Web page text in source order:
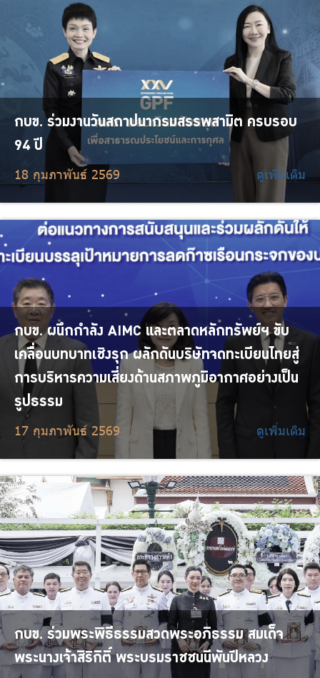
กบข. ร่วมงานวันสถาปนากรมสรรพสามิต ครบรอบ
94 ปี
18 กุมภาพันธ์ 2569 ดูเพิ่มเติม
กบข. ผนึกกำลัง AIMC และตลาดหลักทรัพย์ฯ ขับ
เคลื่อนบทบาทเชิงรุก ผลักดันบริษัทจดทะเบียนไทยสู่
การบริหารความเสี่ยงด้านสภาพภูมิอากาศอย่างเป็น
รูปธรรม
17 กุมภาพันธ์ 2569 ดูเพิ่มเติม
กบข. ร่วมพระพิธีธรรมสวดพระอภิธรรม สมเด็จ
พระนางเจ้าสิริกิติ์ พระบรมราชชนนีพันปีหลวง